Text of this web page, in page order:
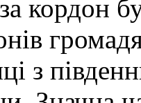
кордон
з